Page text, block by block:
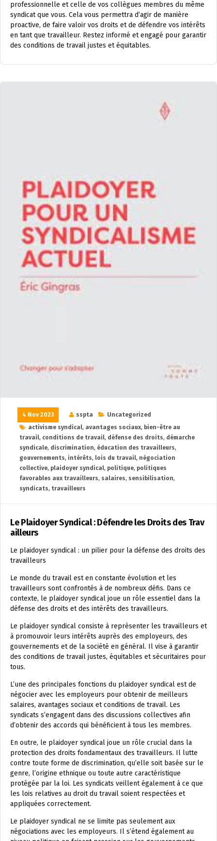
professionnelle et celle de vos collègues membres du même
syndicat que vous. Cela vous permettra d’agir de manière
proactive, de faire valoir vos droits et de défendre vos intérêts
en tant que travailleur. Restez informé et engagé pour garantir
des conditions de travail justes et équitables.
4 Nov 2023 sspta
Uncategorized
activisme syndical, avantages sociaux, bien-être au
travail, conditions de travail, défense des droits, démarche
syndicale, discrimination, éducation des travailleurs,
gouvernements, intérêts, lois du travail, négociation
collective, plaidoyer syndical, politique, politiques
favorables aux travailleurs, salaires, sensibilisation,
syndicats, travailleurs
Le Plaidoyer Syndical : Défendre les Droits des Trav
ailleurs
Le plaidoyer syndical : un pilier pour la défense des droits des
travailleurs
Le monde du travail est en constante évolution et les
travailleurs sont confrontés à de nombreux défis. Dans ce
contexte, le plaidoyer syndical joue un rôle essentiel dans la
défense des droits et des intérêts des travailleurs.
Le plaidoyer syndical consiste à représenter les travailleurs et
à promouvoir leurs intérêts auprès des employeurs, des
gouvernements et de la société en général. Il vise à garantir
des conditions de travail justes, équitables et sécuritaires pour
tous.
L’une des principales fonctions du plaidoyer syndical est de
négocier avec les employeurs pour obtenir de meilleurs
salaires, avantages sociaux et conditions de travail. Les
syndicats s’engagent dans des discussions collectives afin
d’obtenir des accords qui bénéficient à tous les membres.
En outre, le plaidoyer syndical joue un rôle crucial dans la
protection des droits fondamentaux des travailleurs. Il lutte
contre toute forme de discrimination, qu’elle soit basée sur le
genre, l’origine ethnique ou toute autre caractéristique
protégée par la loi. Les syndicats veillent également à ce que
les lois relatives au droit du travail soient respectées et
appliquées correctement.
Le plaidoyer syndical ne se limite pas seulement aux
négociations avec les employeurs. Il s’étend également au